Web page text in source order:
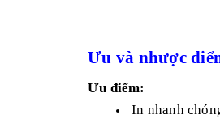
Ưu và nhược
Ưu điểm:
In nhanh